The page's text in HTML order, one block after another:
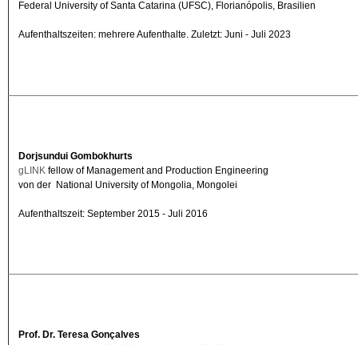
Federal University of Santa Catarina (UFSC), Florianópolis, Brasilien
Aufenthaltszeiten: mehrere Aufenthalte. Zuletzt: Juni - Juli 2023
Dorjsundui Gombokhurts
gLINKfellow of Management and Production Engineering
von der National University of Mongolia, Mongolei
Aufenthaltszeit: September 2015 - Juli 2016
Prof. Dr. Teresa Gonçalves